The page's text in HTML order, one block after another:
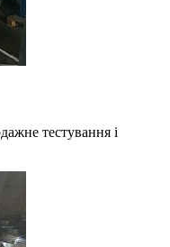
тестування і